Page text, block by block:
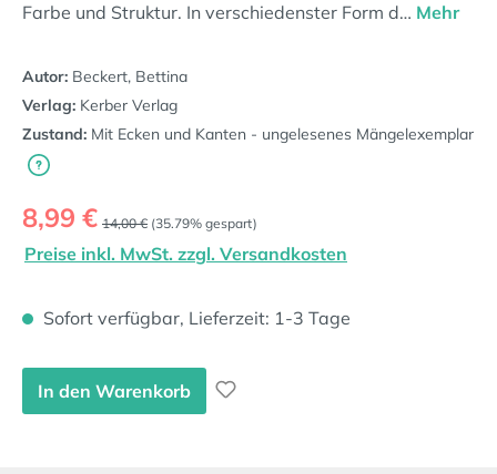
Farbe und Struktur. In verschiedenster Form d… Mehr
Autor: Beckert, Bettina
Verlag: Kerber Verlag
Zustand: Mit Ecken und Kanten - ungelesenes Mängelexemplar
Verkaufspreis:
8,99 € Regulärer Preis:
14,00 € (35.79% gespart)
Preise inkl. MwSt. zzgl. Versandkosten
Sofort verfügbar, Lieferzeit: 1-3 Tage
In den Warenkorb